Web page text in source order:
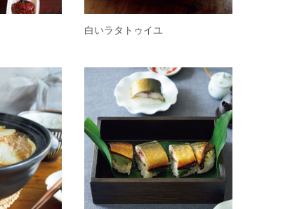
白いラタトゥイユ